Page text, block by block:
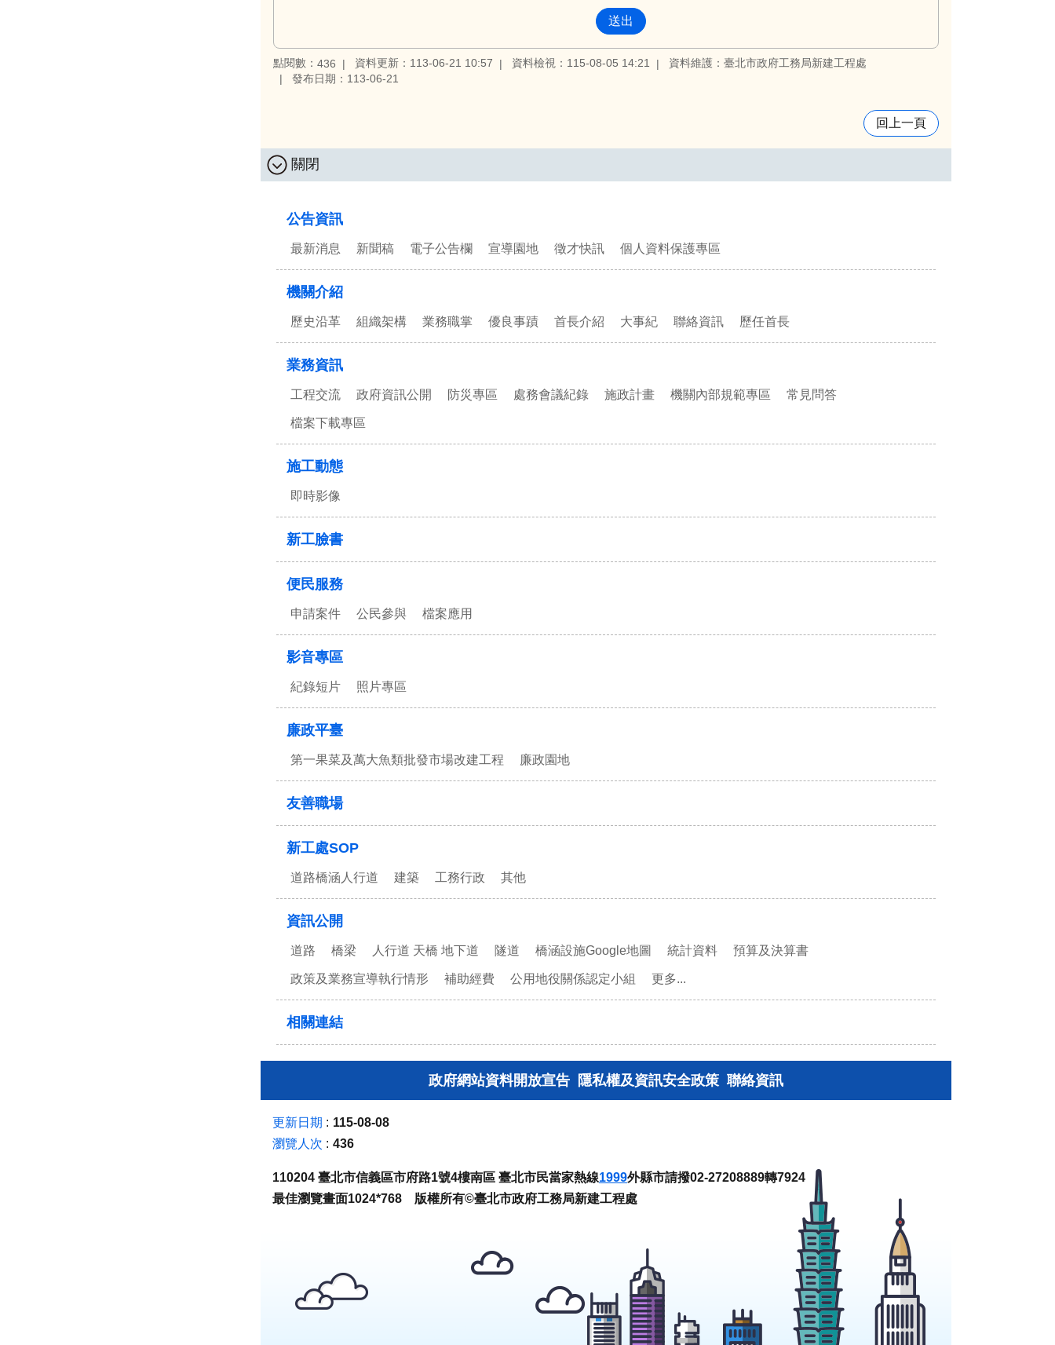
點閱數： 436 資料更新：113-06-21 10:57 資料檢視：115-08-05 14:21
資料維護：臺北市政府工務局新建工程處
發布日期：113-06-21
回上一頁
關閉
公告資訊
最新消息 新聞稿 電子公告欄 宣導園地 徵才快訊 個人資料保護專區
機關介紹
歷史沿革 組織架構 業務職掌 優良事蹟 首長介紹 大事紀 聯絡資訊 歷任首長
業務資訊
工程交流 政府資訊公開 防災專區 處務會議紀錄 施政計畫 機關內部規範專區 常見問答
檔案下載專區
施工動態
即時影像
新工臉書
便民服務
申請案件 公民參與 檔案應用
影音專區
紀錄短片 照片專區
廉政平臺
第一果菜及萬大魚類批發市場改建工程 廉政園地
友善職場
新工處SOP
道路橋涵人行道 建築 工務行政 其他
資訊公開
道路 橋梁 人行道 天橋 地下道 隧道 橋涵設施Google地圖 統計資料 預算及決算書
政策及業務宣導執行情形 補助經費 公用地役關係認定小組 更多...
相關連結
政府網站資料開放宣告 隱私權及資訊安全政策 聯絡資訊
更新日期
115-08-08
瀏覽人次
436
110204 臺北市信義區市府路1號4樓南區 臺北市民當家熱線1999外縣市請撥02-27208889轉7924
最佳瀏覽畫面1024*768 版權所有©臺北市政府工務局新建工程處